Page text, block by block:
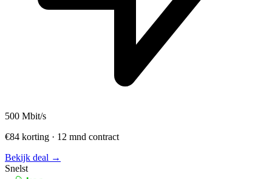
500 Mbit/s
€84 korting · 12 mnd contract
Bekijk deal →
Snelst